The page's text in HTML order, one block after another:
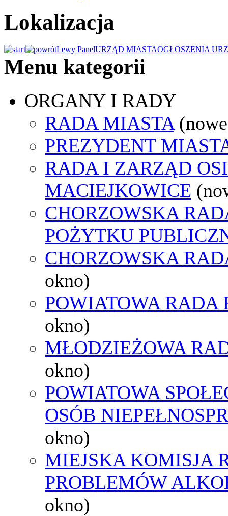
Lokalizacja
Lewy PanelURZĄD MIASTAOGŁOSZENIA
Menu kategorii
ORGANY I RADY
RADA MIASTA
PREZYDENT
RADA I ZARZĄD
MACIEJKOWICE
CHORZOWSKA
POŻYTKU
CHORZOWSKA
okno)
POWIATOWA RADA
okno)
MŁODZIEŻOWA
okno)
POWIATOWA
OSÓB
okno)
MIEJSKA KOMISJA
PROBLEMÓW
okno)